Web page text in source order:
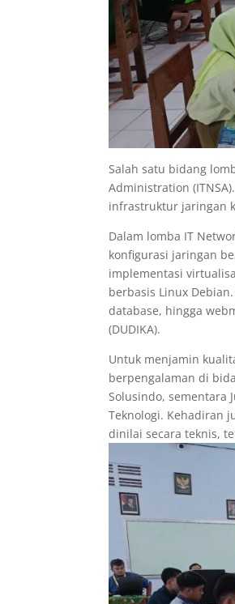
Salah satu bidang
Administration
infrastruktur jaringan
Dalam lomba IT
konfigurasi jaringan
implementasi
berbasis Linux
database, hingga
(DUDIKA).
Untuk menjamin
berpengalaman di
Solusindo, sementara
Teknologi. Kehadiran
dinilai secara teknis,